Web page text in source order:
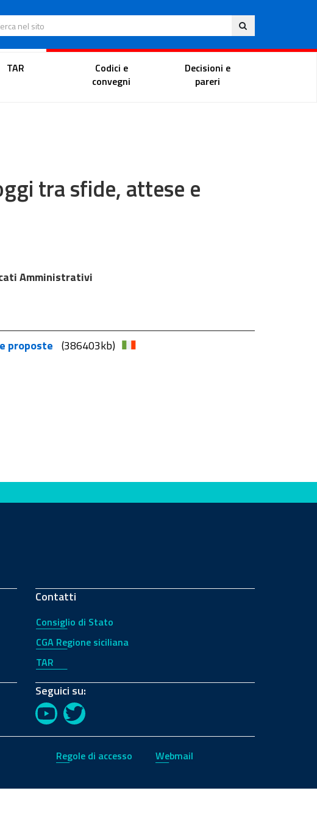
Ita
nel sito
Portale del magistrato
TAR
Codici e
convegni
Decisioni e
pareri
tra sfide, attese e
Amministrativi
proposte (386403kb)
Contatti
Consiglio di Stato
CGA Regione siciliana
TAR
Seguici su:
YouTubeTwitter
Regole di accesso Webmail